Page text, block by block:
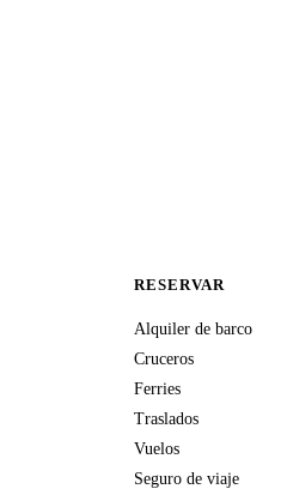
RESERVAR
Alquiler de barco
Cruceros
Ferries
Traslados
Vuelos
Seguro de viaje